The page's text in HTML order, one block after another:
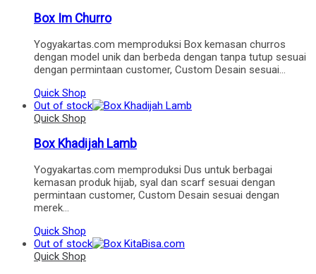
Box Im Churro
Yogyakartas.com memproduksi Box kemasan churros
dengan model unik dan berbeda dengan tanpa tutup sesuai
dengan permintaan customer, Custom Desain sesuai…
Quick Shop
Out of stock
Quick Shop
Box Khadijah Lamb
Yogyakartas.com memproduksi Dus untuk berbagai
kemasan produk hijab, syal dan scarf sesuai dengan
permintaan customer, Custom Desain sesuai dengan
merek…
Quick Shop
Out of stock
Quick Shop